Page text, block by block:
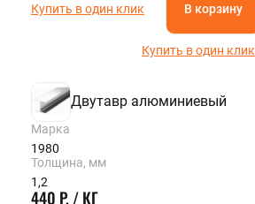
Купить в один клик В корзину
Купить в один клик
Двутавр алюминиевый
Марка
1980
Толщина, мм
1,2
440 Р. / КГ